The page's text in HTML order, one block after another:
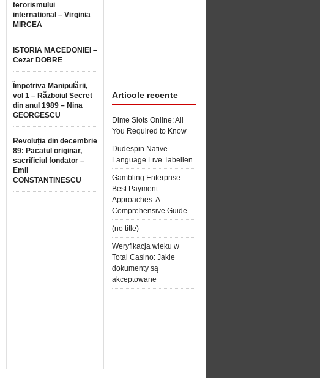
terorismului
international – Virginia
MIRCEA
ISTORIA MACEDONIEI –
Cezar DOBRE
Împotriva Manipulării,
vol 1 – Războiul Secret
din anul 1989 – Nina
GEORGESCU
Revoluția din decembrie
89: Pacatul originar,
sacrificiul fondator –
Emil
CONSTANTINESCU
Articole recente
Dime Slots Online: All
You Required to Know
Dudespin Native-
Language Live Tabellen
Gambling Enterprise
Best Payment
Approaches: A
Comprehensive Guide
(no title)
Weryfikacja wieku w
Total Casino: Jakie
dokumenty są
akceptowane